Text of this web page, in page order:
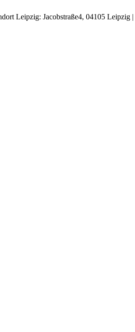
Leipzig: Jacobstraße4, 04105 Leipzig |